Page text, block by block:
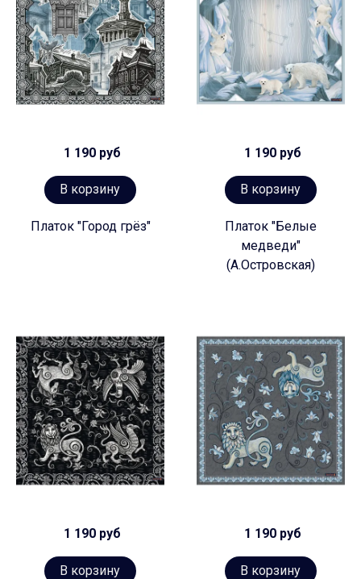
1 190 руб
В корзину
Платок "Город грёз"
1 190 руб
В корзину
Платок "Белые
медведи"
(А.Островская)
1 190 руб
В корзину
1 190 руб
В корзину